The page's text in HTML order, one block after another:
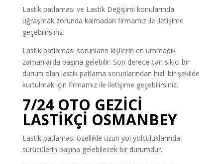
Lastik patlaması ve Lastik Değişimi konularında
uğraşmak zorunda kalmadan firmamız ile iletişime
geçebilirsiniz.
Lastik patlaması sorunların kişilerin en ummadık
zamanlarda başına gelebilir. Son derece can sıkıcı bir
durum olan lastik patlama sorunlarından hızlı bir şekilde
kurtulmak için firmamız ile iletişime geçebilirsiniz.
7/24 OTO GEZİCİ
LASTİKÇİ OSMANBEY
Lastik patlaması özellikle uzun yol yolculuklarında
sürücülerin başına gelebilecek bir durumdur.